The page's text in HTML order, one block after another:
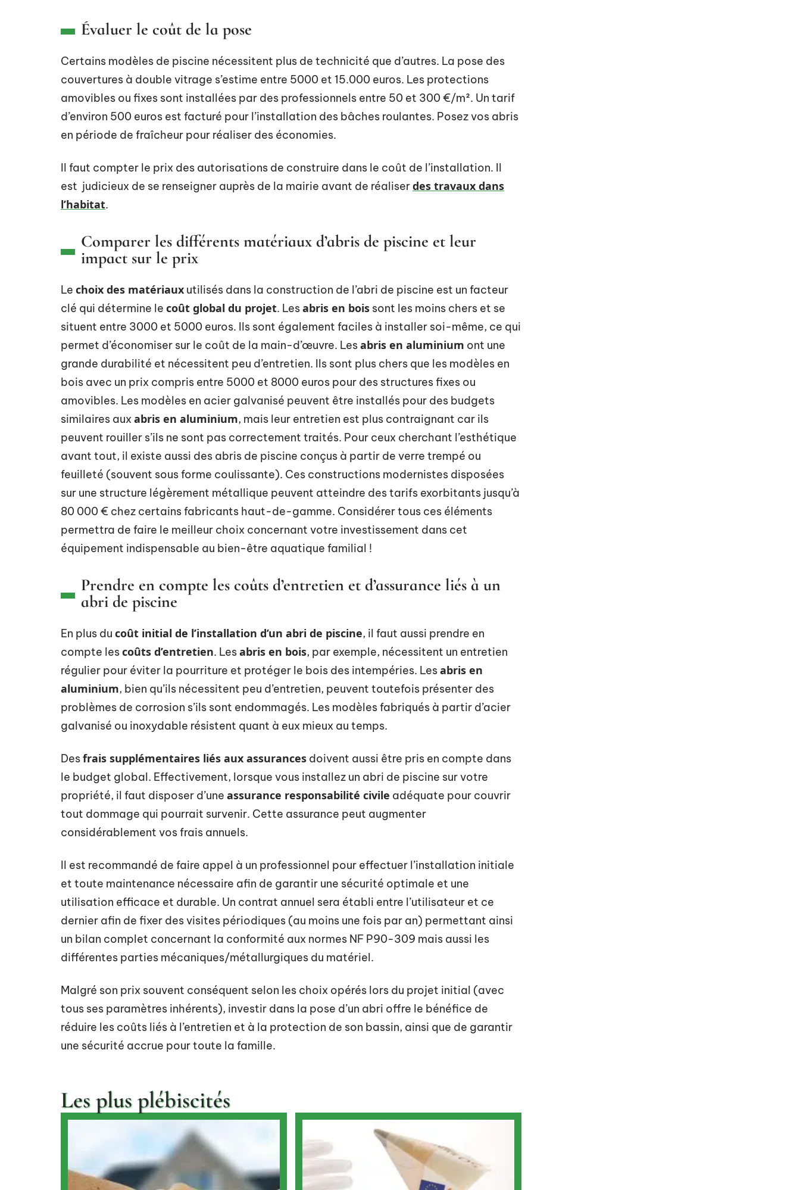
Évaluer le coût de la pose
Certains modèles de piscine nécessitent plus de technicité que d’autres. La pose des
couvertures à double vitrage s’estime entre 5000 et 15.000 euros. Les protections
amovibles ou fixes sont installées par des professionnels entre 50 et 300 €/m². Un tarif
d’environ 500 euros est facturé pour l’installation des bâches roulantes. Posez vos abris
en période de fraîcheur pour réaliser des économies.
Il faut compter le prix des autorisations de construire dans le coût de l’installation. Il
est judicieux de se renseigner auprès de la mairie avant de réaliserdes travaux dans
l’habitat.
Comparer les différents matériaux d’abris de piscine et leur
impact sur le prix
Le choix des matériaux utilisés dans la construction de l’abri de piscine est un facteur
clé qui détermine le coût global du projet. Lesabris en bois sont les moins chers et se
situent entre 3000 et 5000 euros. Ils sont également faciles à installer soi-même, ce qui
permet d’économiser sur le coût de la main-d’œuvre. Lesabris en aluminium ont une
grande durabilité et nécessitent peu d’entretien. Ils sont plus chers que les modèles en
bois avec un prix compris entre 5000 et 8000 euros pour des structures fixes ou
amovibles. Les modèles en acier galvanisé peuvent être installés pour des budgets
similaires aux abris en aluminium, mais leur entretien est plus contraignant car ils
peuvent rouiller s’ils ne sont pas correctement traités. Pour ceux cherchant l’esthétique
avant tout, il existe aussi des abris de piscine conçus à partir de verre trempé ou
feuilleté (souvent sous forme coulissante). Ces constructions modernistes disposées
sur une structure légèrement métallique peuvent atteindre des tarifs exorbitants jusqu’à
80 000 € chez certains fabricants haut-de-gamme. Considérer tous ces éléments
permettra de faire le meilleur choix concernant votre investissement dans cet
équipement indispensable au bien-être aquatique familial !
Prendre en compte les coûts d’entretien et d’assurance liés à un
abri de piscine
En plus du coût initial de l’installation d’un abri de piscine, il faut aussi prendre en
compte lescoûts d’entretien. Lesabris en bois, par exemple, nécessitent un entretien
régulier pour éviter la pourriture et protéger le bois des intempéries. Lesabris en
aluminium, bien qu’ils nécessitent peu d’entretien, peuvent toutefois présenter des
problèmes de corrosion s’ils sont endommagés. Les modèles fabriqués à partir d’acier
galvanisé ou inoxydable résistent quant à eux mieux au temps.
Desfrais supplémentaires liés aux assurances doivent aussi être pris en compte dans
le budget global. Effectivement, lorsque vous installez un abri de piscine sur votre
propriété, il faut disposer d’une assurance responsabilité civile adéquate pour couvrir
tout dommage qui pourrait survenir. Cette assurance peut augmenter
considérablement vos frais annuels.
Il est recommandé de faire appel à un professionnel pour effectuer l’installation initiale
et toute maintenance nécessaire afin de garantir une sécurité optimale et une
utilisation efficace et durable. Un contrat annuel sera établi entre l’utilisateur et ce
dernier afin de fixer des visites périodiques (au moins une fois par an) permettant ainsi
un bilan complet concernant la conformité aux normes NF P90-309 mais aussi les
différentes parties mécaniques/métallurgiques du matériel.
Malgré son prix souvent conséquent selon les choix opérés lors du projet initial (avec
tous ses paramètres inhérents), investir dans la pose d’un abri offre le bénéfice de
réduire les coûts liés à l’entretien et à la protection de son bassin, ainsi que de garantir
une sécurité accrue pour toute la famille.
Les plus plébiscités